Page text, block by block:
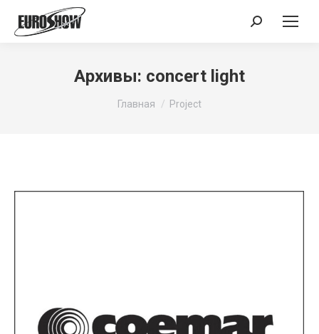
Поиск:
Архивы: concert light
Вы здесь:
Главная Project